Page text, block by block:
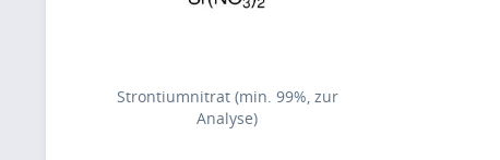
Strontiumnitrat (min. 99%, zur
Analyse)